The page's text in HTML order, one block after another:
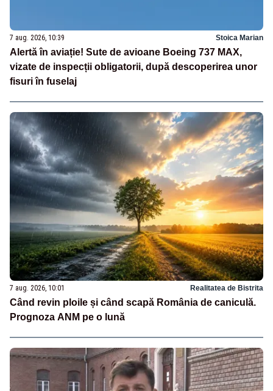
7 aug. 2026, 10:39 Stoica Marian
Alertă în aviație! Sute de avioane Boeing 737 MAX,
vizate de inspecții obligatorii, după descoperirea unor
fisuri în fuselaj
7 aug. 2026, 10:01 Realitatea de Bistrita
Când revin ploile și când scapă România de caniculă.
Prognoza ANM pe o lună